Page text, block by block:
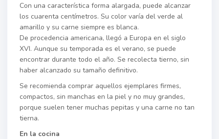
Con una característica forma alargada, puede alcanzar
los cuarenta centímetros. Su color varía del verde al
amarillo y su carne siempre es blanca.
De procedencia americana, llegó a Europa en el siglo
XVI. Aunque su temporada es el verano, se puede
encontrar durante todo el año. Se recolecta tierno, sin
haber alcanzado su tamaño definitivo.
Se recomienda comprar aquellos ejemplares firmes,
compactos, sin manchas en la piel y no muy grandes,
porque suelen tener muchas pepitas y una carne no tan
tierna.
En la cocina